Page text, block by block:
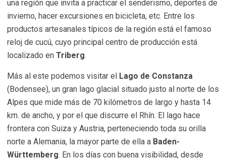
una región que invita a practicar el senderismo, deportes de
invierno, hacer excursiones en bicicleta, etc. Entre los
productos artesanales típicos de la región está el famoso
reloj de cucú, cuyo principal centro de producción está
localizado en Triberg.
Más al este podemos visitar el Lago de Constanza
(Bodensee), un gran lago glacial situado justo al norte de los
Alpes que mide más de 70 kilómetros de largo y hasta 14
km. de ancho, y por el que discurre el Rhín. El lago hace
frontera con Suiza y Austria, perteneciendo toda su orilla
norte a Alemania, la mayor parte de ella a Baden-
Württemberg. En los días con buena visibilidad, desde